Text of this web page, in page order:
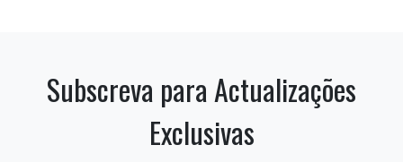
Subscreva para Actualizações
Exclusivas